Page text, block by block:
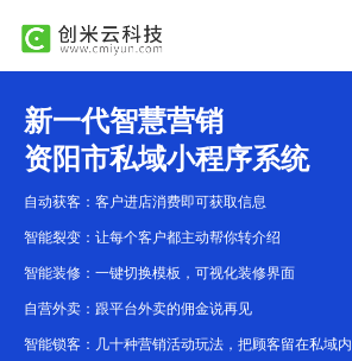
新一代智慧营销
资阳市私域小程序系统
自动获客：客户进店消费即可获取信息
智能裂变：让每个客户都主动帮你转介绍
智能装修：一键切换模板，可视化装修界面
自营外卖：跟平台外卖的佣金说再见
智能锁客：几十种营销活动玩法，把顾客留在私域内